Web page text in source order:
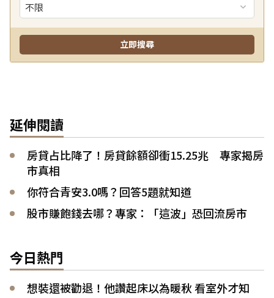
延伸閱讀
房貸占比降了！房貸餘額卻衝15.25兆 專家揭房
市真相
你符合青安3.0嗎？回答5題就知道
股市賺飽錢去哪？專家：「這波」恐回流房市
今日熱門
想裝還被勸退！他讚起床以為暖秋 看室外才知